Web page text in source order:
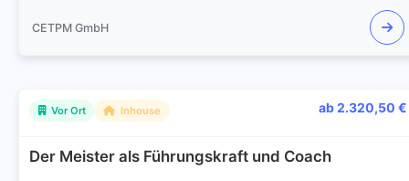
CETPM GmbH
Vor Ort Inhouse ab 2.320,50 €
Der Meister als Führungskraft und Coach